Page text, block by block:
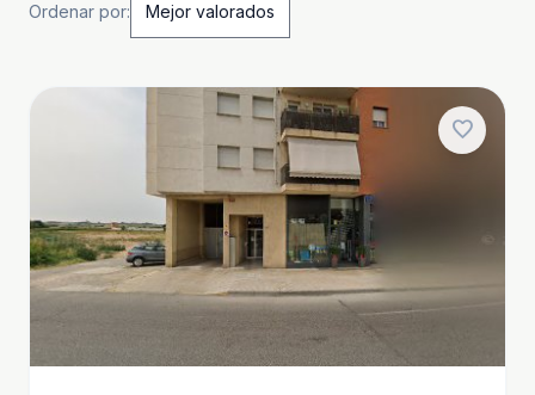
Ordenar por:
favorite